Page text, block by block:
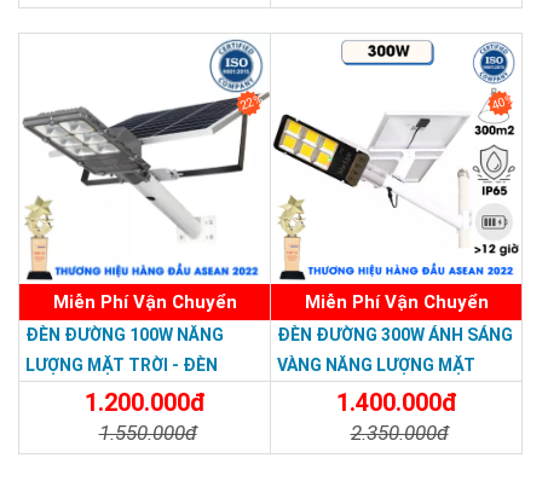
22%
Miễn Phí Vận Chuyển
ĐÈN ĐƯỜNG 100W NĂNG
LƯỢNG MẶT TRỜI - ĐÈN
ĐƯỜNG NĂNG LƯỢNG MẶT
TRỜI 100W GIÁ RẺ - Solar
Light 100W
1.200.000đ
1.550.000đ
40%
Miễn Phí Vận Chuyển
ĐÈN ĐƯỜNG 300W ÁNH SÁNG
VÀNG NĂNG LƯỢNG MẶT
TRỜI - Solar Light 300W
1.400.000đ
2.350.000đ